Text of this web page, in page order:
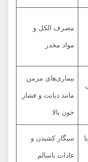
مصرف الکل و
مواد مخدر
بیماری‌های مزمن
مانند دیابت و فشار
خون بالا
سیگار کشیدن و
عادات ناسالم